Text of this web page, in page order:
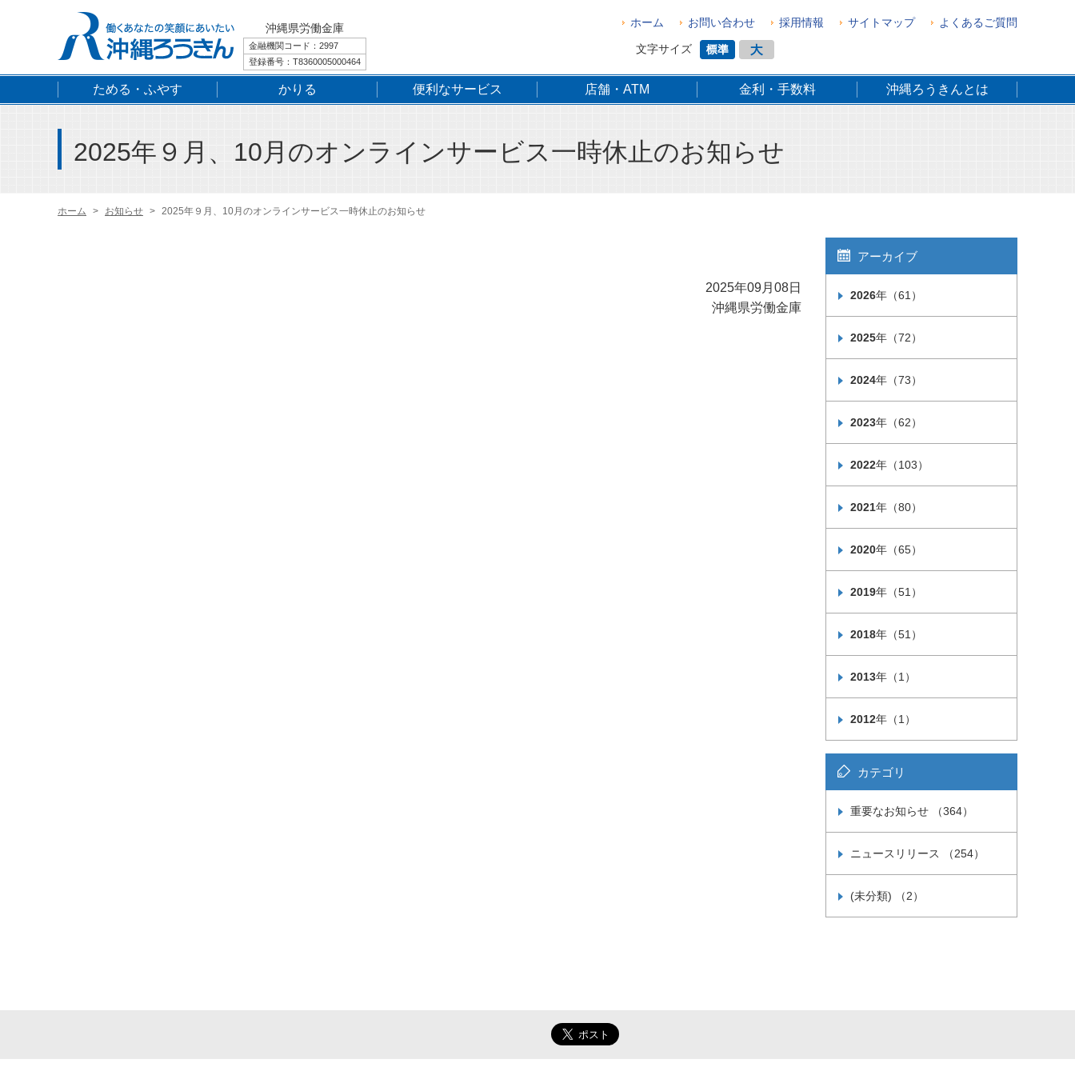
沖縄県労働金庫
金融機関コード：2997
登録番号：T8360005000464
ホーム お問い合わせ 採用情報 サイトマップ よくあるご質問
文字サイズ
ためる・ふやす かりる 便利なサービス 店舗・ATM 金利・手数料 沖縄ろうきんとは
2025年９月、10月のオンラインサービス一時休止のお知らせ
ホーム お知らせ 2025年９月、10月のオンラインサービス一時休止のお知らせ
2025年09月08日
沖縄県労働金庫
アーカイブ
2026年（61）
2025年（72）
2024年（73）
2023年（62）
2022年（103）
2021年（80）
2020年（65）
2019年（51）
2018年（51）
2013年（1）
2012年（1）
カテゴリ
重要なお知らせ （364）
ニュースリリース （254）
(未分類) （2）